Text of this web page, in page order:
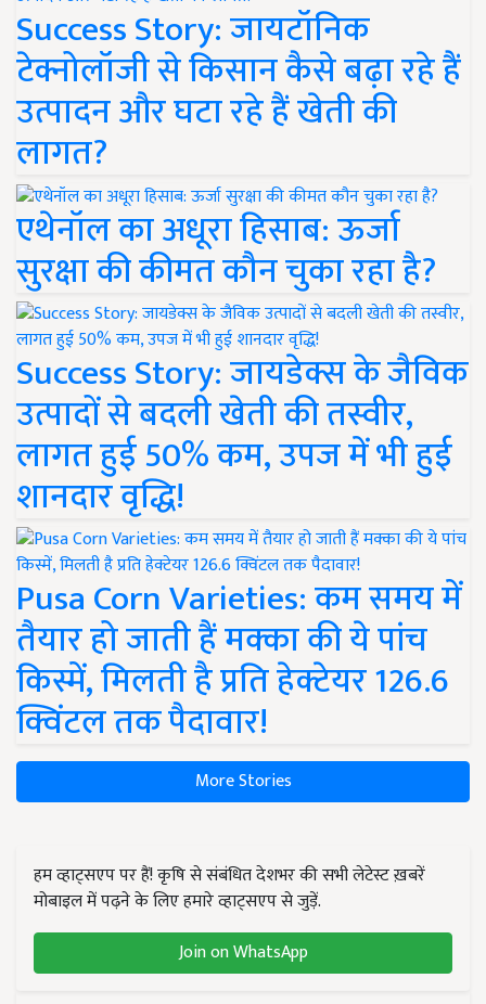
Success Story: जायटॉनिक
टेक्नोलॉजी से किसान कैसे बढ़ा रहे हैं
उत्पादन और घटा रहे हैं खेती की
लागत?
एथेनॉल का अधूरा हिसाब: ऊर्जा
सुरक्षा की कीमत कौन चुका रहा है?
Success Story: जायडेक्स के जैविक
उत्पादों से बदली खेती की तस्वीर,
लागत हुई 50% कम, उपज में भी हुई
शानदार वृद्धि!
Pusa Corn Varieties: कम समय में
तैयार हो जाती हैं मक्का की ये पांच
किस्में, मिलती है प्रति हेक्टेयर 126.6
क्विंटल तक पैदावार!
More Stories
हम व्हाट्सएप पर हैं! कृषि से संबंधित देशभर की सभी लेटेस्ट ख़बरें
मोबाइल में पढ़ने के लिए हमारे व्हाट्सएप से जुड़ें.
Join on WhatsApp